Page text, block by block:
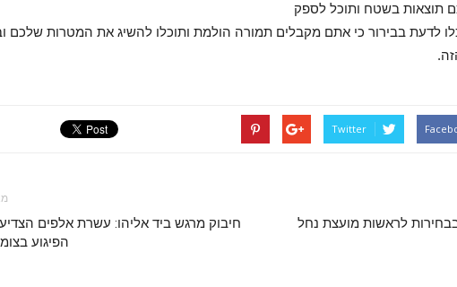
תוצאות בשטח ותוכל לספק
לדעת בבירור כי אתם מקבלים תמורה הולמת ותוכלו להשיג את המטרות שלכם
Twitter
לראשות מועצת נחל
חיבוק מרגש ביד אליהו: עשרת אלפים
הפיגוע